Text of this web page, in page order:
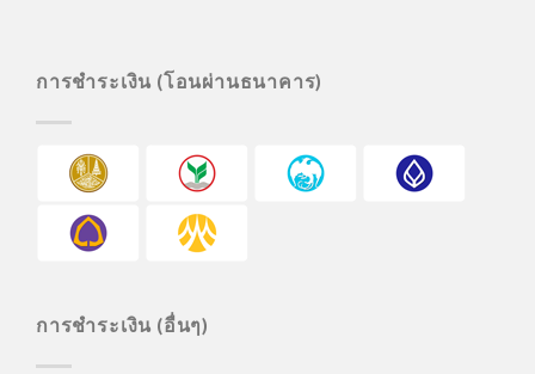
การชำระเงิน (โอนผ่านธนาคาร)
การชำระเงิน (อื่นๆ)